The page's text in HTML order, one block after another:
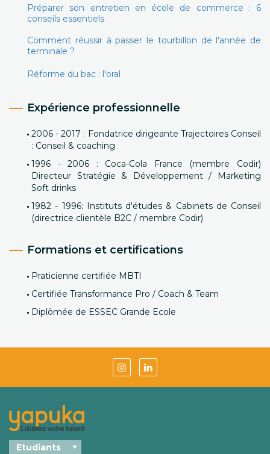
Préparer son entretien en école de commerce : 6
conseils essentiels
Comment réussir à passer le tourbillon de l'année de
terminale ?
Réforme du bac : l'oral
Expérience professionnelle
2006 - 2017 : Fondatrice dirigeante Trajectoires Conseil
: Conseil & coaching
1996 - 2006 : Coca-Cola France (membre Codir)
Directeur Stratégie & Développement / Marketing
Soft drinks
1982 - 1996: Instituts d'études & Cabinets de Conseil
(directrice clientèle B2C / membre Codir)
Formations et certifications
Praticienne certifiée MBTI
Certifiée Transformance Pro / Coach & Team
Diplômée de ESSEC Grande Ecole